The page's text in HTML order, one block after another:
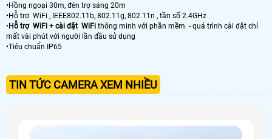
•Hồng ngoại 30m, đèn trợ sáng 20m
•Hỗ trợ WiFi , IEEE802.11b, 802.11g, 802.11n , tần số 2.4GHz
•Hỗ trợ WiFi + cài đặt WiFi thông minh với phần mềm - quá trình cài đặt chỉ
mất vài phút với người lần đầu sử dụng
•Tiêu chuẩn IP65
TIN TỨC CAMERA XEM NHIỀU